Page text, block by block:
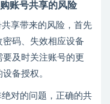
账号共享的风险
享带来的风险，首先
码、失效相应设备
及时关注账号的更
备授权。
对的问题，正确的共